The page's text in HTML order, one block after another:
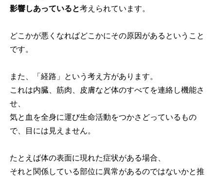
影響しあっていると考えられています。
どこかが悪くなればどこかにその原因があるということ
です。
また、「経路」という考え方があります。
これは内臓、筋肉、皮膚など体のすべてを連絡し機能さ
せ、
気と血を全身に運び生命活動をつかさどっているもの
で、目には見えません。
たとえば体の表面に現れた症状がある場合、
それと関係している部位に異常があるのではないかと推